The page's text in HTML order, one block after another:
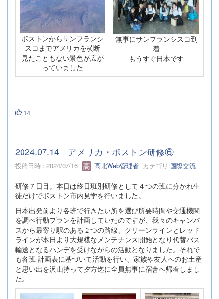
ボストンからサンフランシ
スコまでアメリカを横断
見たこともない景色が広が
っていました
無事にサンフランシスコ到
着
もうすぐ日本です
14
2024.07.14 アメリカ・ボストン研修⑥
投稿日時 : 2024/07/16 高北Web管理者 カテゴリ:国際交流
研修７日目。本日は終日班別研修として４つの班に分かれ生
徒だけでボストン市内見学を行いました。
日本出発前より各班で行きたい所を選び所要時間や交通機関
を調べ行動プランを計画していたのですが、我々のキャンパ
スから最寄り駅のある２つの路線、グリーンラインとレッド
ラインが本日より大規模なメンテナンス開始となり代替バス
輸送となるハンデを受けながらの活動となりました。それで
も各班 計画表に基づいて活動を行い、家族や友人へのお土産
と思い出を沢山持って夕方迄に全員無事に宿舎へ帰着しまし
た。